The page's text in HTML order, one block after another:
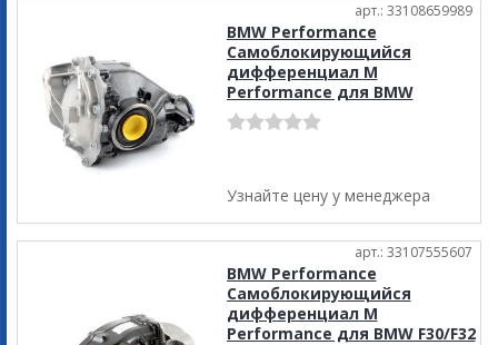
арт.: 33108659989
BMW Performance
Самоблокирующийся
дифференциал M
Performance для BMW
Узнайте цену у менеджера
арт.: 33107555607
BMW Performance
Самоблокирующийся
дифференциал M
Performance для BMW F30/F32